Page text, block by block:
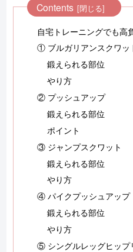
Contents
自宅トレーニングでも高
① ブルガリアンスクワッ
鍛えられる部位
やり方
② プッシュアップ
鍛えられる部位
ポイント
③ ジャンプスクワット
鍛えられる部位
やり方
④ パイクプッシュアップ
鍛えられる部位
やり方
⑤ シングルレッグヒップ